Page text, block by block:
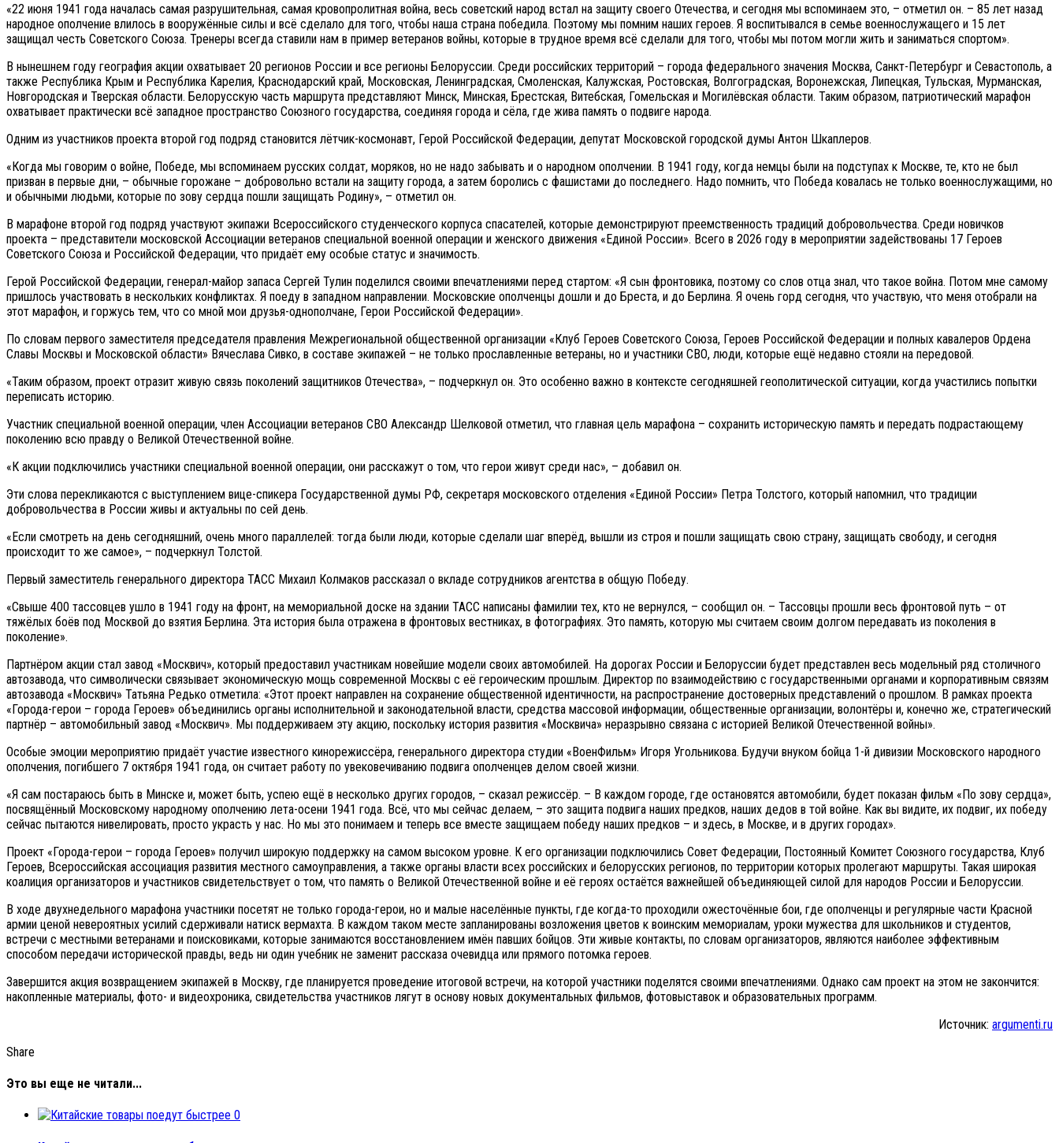
«22 июня 1941 года началась самая разрушительная, самая кровопролитная война, весь советский народ встал на защиту своего Отечества, и сегодня мы вспоминаем это, – отметил он. – 85 лет назад
народное ополчение влилось в вооружённые силы и всё сделало для того, чтобы наша страна победила. Поэтому мы помним наших героев. Я воспитывался в семье военнослужащего и 15 лет
защищал честь Советского Союза. Тренеры всегда ставили нам в пример ветеранов войны, которые в трудное время всё сделали для того, чтобы мы потом могли жить и заниматься спортом».
В нынешнем году география акции охватывает 20 регионов России и все регионы Белоруссии. Среди российских территорий – города федерального значения Москва, Санкт-Петербург и Севастополь, а
также Республика Крым и Республика Карелия, Краснодарский край, Московская, Ленинградская, Смоленская, Калужская, Ростовская, Волгоградская, Воронежская, Липецкая, Тульская, Мурманская,
Новгородская и Тверская области. Белорусскую часть маршрута представляют Минск, Минская, Брестская, Витебская, Гомельская и Могилёвская области. Таким образом, патриотический марафон
охватывает практически всё западное пространство Союзного государства, соединяя города и сёла, где жива память о подвиге народа.
Одним из участников проекта второй год подряд становится лётчик-космонавт, Герой Российской Федерации, депутат Московской городской думы Антон Шкаплеров.
«Когда мы говорим о войне, Победе, мы вспоминаем русских солдат, моряков, но не надо забывать и о народном ополчении. В 1941 году, когда немцы были на подступах к Москве, те, кто не был
призван в первые дни, – обычные горожане – добровольно встали на защиту города, а затем боролись с фашистами до последнего. Надо помнить, что Победа ковалась не только военнослужащими, но
и обычными людьми, которые по зову сердца пошли защищать Родину», – отметил он.
В марафоне второй год подряд участвуют экипажи Всероссийского студенческого корпуса спасателей, которые демонстрируют преемственность традиций добровольчества. Среди новичков
проекта – представители московской Ассоциации ветеранов специальной военной операции и женского движения «Единой России». Всего в 2026 году в мероприятии задействованы 17 Героев
Советского Союза и Российской Федерации, что придаёт ему особые статус и значимость.
Герой Российской Федерации, генерал-майор запаса Сергей Тулин поделился своими впечатлениями перед стартом: «Я сын фронтовика, поэтому со слов отца знал, что такое война. Потом мне самому
пришлось участвовать в нескольких конфликтах. Я поеду в западном направлении. Московские ополченцы дошли и до Бреста, и до Берлина. Я очень горд сегодня, что участвую, что меня отобрали на
этот марафон, и горжусь тем, что со мной мои друзья-однополчане, Герои Российской Федерации».
По словам первого заместителя председателя правления Межрегиональной общественной организации «Клуб Героев Советского Союза, Героев Российской Федерации и полных кавалеров Ордена
Славы Москвы и Московской области» Вячеслава Сивко, в составе экипажей – не только прославленные ветераны, но и участники СВО, люди, которые ещё недавно стояли на передовой.
«Таким образом, проект отразит живую связь поколений защитников Отечества», – подчеркнул он. Это особенно важно в контексте сегодняшней геополитической ситуации, когда участились попытки
переписать историю.
Участник специальной военной операции, член Ассоциации ветеранов СВО Александр Шелковой отметил, что главная цель марафона – сохранить историческую память и передать подрастающему
поколению всю правду о Великой Отечественной войне.
«К акции подключились участники специальной военной операции, они расскажут о том, что герои живут среди нас», – добавил он.
Эти слова перекликаются с выступлением вице-спикера Государственной думы РФ, секретаря московского отделения «Единой России» Петра Толстого, который напомнил, что традиции
добровольчества в России живы и актуальны по сей день.
«Если смотреть на день сегодняшний, очень много параллелей: тогда были люди, которые сделали шаг вперёд, вышли из строя и пошли защищать свою страну, защищать свободу, и сегодня
происходит то же самое», – подчеркнул Толстой.
Первый заместитель генерального директора ТАСС Михаил Колмаков рассказал о вкладе сотрудников агентства в общую Победу.
«Свыше 400 тассовцев ушло в 1941 году на фронт, на мемориальной доске на здании ТАСС написаны фамилии тех, кто не вернулся, – сообщил он. – Тассовцы прошли весь фронтовой путь – от
тяжёлых боёв под Москвой до взятия Берлина. Эта история была отражена в фронтовых вестниках, в фотографиях. Это память, которую мы считаем своим долгом передавать из поколения в
поколение».
Партнёром акции стал завод «Москвич», который предоставил участникам новейшие модели своих автомобилей. На дорогах России и Белоруссии будет представлен весь модельный ряд столичного
автозавода, что символически связывает экономическую мощь современной Москвы с её героическим прошлым. Директор по взаимодействию с государственными органами и корпоративным связям
автозавода «Москвич» Татьяна Редько отметила: «Этот проект направлен на сохранение общественной идентичности, на распространение достоверных представлений о прошлом. В рамках проекта
«Города-герои – города Героев» объединились органы исполнительной и законодательной власти, средства массовой информации, общественные организации, волонтёры и, конечно же, стратегический
партнёр – автомобильный завод «Москвич». Мы поддерживаем эту акцию, поскольку история развития «Москвича» неразрывно связана с историей Великой Отечественной войны».
Особые эмоции мероприятию придаёт участие известного кинорежиссёра, генерального директора студии «ВоенФильм» Игоря Угольникова. Будучи внуком бойца 1-й дивизии Московского народного
ополчения, погибшего 7 октября 1941 года, он считает работу по увековечиванию подвига ополченцев делом своей жизни.
«Я сам постараюсь быть в Минске и, может быть, успею ещё в несколько других городов, – сказал режиссёр. – В каждом городе, где остановятся автомобили, будет показан фильм «По зову сердца»,
посвящённый Московскому народному ополчению лета-осени 1941 года. Всё, что мы сейчас делаем, – это защита подвига наших предков, наших дедов в той войне. Как вы видите, их подвиг, их победу
сейчас пытаются нивелировать, просто украсть у нас. Но мы это понимаем и теперь все вместе защищаем победу наших предков – и здесь, в Москве, и в других городах».
Проект «Города-герои – города Героев» получил широкую поддержку на самом высоком уровне. К его организации подключились Совет Федерации, Постоянный Комитет Союзного государства, Клуб
Героев, Всероссийская ассоциация развития местного самоуправления, а также органы власти всех российских и белорусских регионов, по территории которых пролегают маршруты. Такая широкая
коалиция организаторов и участников свидетельствует о том, что память о Великой Отечественной войне и её героях остаётся важнейшей объединяющей силой для народов России и Белоруссии.
В ходе двухнедельного марафона участники посетят не только города-герои, но и малые населённые пункты, где когда-то проходили ожесточённые бои, где ополченцы и регулярные части Красной
армии ценой невероятных усилий сдерживали натиск вермахта. В каждом таком месте запланированы возложения цветов к воинским мемориалам, уроки мужества для школьников и студентов,
встречи с местными ветеранами и поисковиками, которые занимаются восстановлением имён павших бойцов. Эти живые контакты, по словам организаторов, являются наиболее эффективным
способом передачи исторической правды, ведь ни один учебник не заменит рассказа очевидца или прямого потомка героев.
Завершится акция возвращением экипажей в Москву, где планируется проведение итоговой встречи, на которой участники поделятся своими впечатлениями. Однако сам проект на этом не закончится:
накопленные материалы, фото- и видеохроника, свидетельства участников лягут в основу новых документальных фильмов, фотовыставок и образовательных программ.
Источник: argumenti.ru
Share
Это вы еще не читали...
0